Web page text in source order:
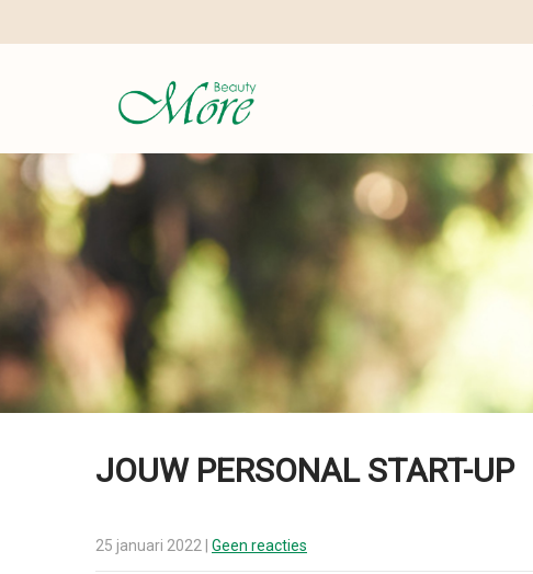
JOUW PERSONAL START-UP
25 januari 2022 Geen reacties